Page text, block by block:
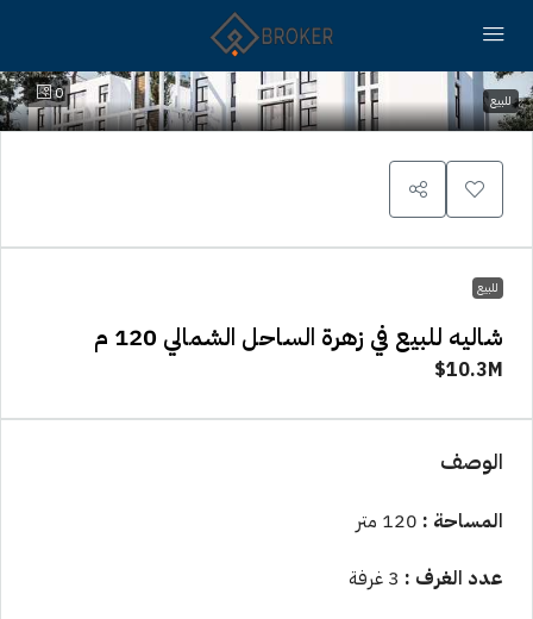
0 للبيع
للبيع
شاليه للبيع في زهرة الساحل الشمالي 120 م
10.3M$
الوصف
المساحة :
عدد الغرف :